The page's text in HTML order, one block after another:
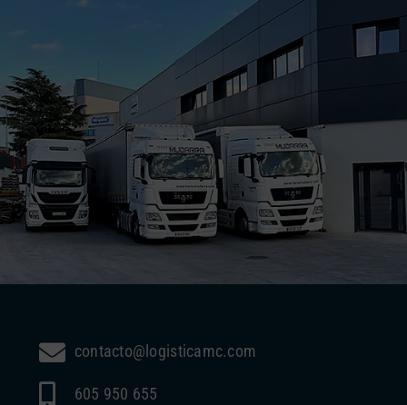
contacto@logisticamc.com
605 950 655